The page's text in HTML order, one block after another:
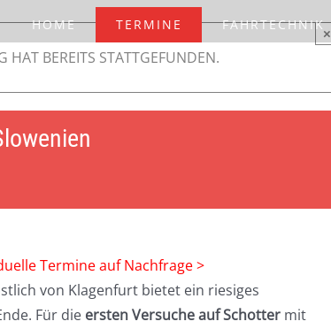
HOME TERMINE FAHRTECHNIK
HAT BEREITS STATTGEFUNDEN.
×
Termine auf Nachfrage >
von Klagenfurt bietet ein riesiges
Für die ersten Versuche auf Schotter mit